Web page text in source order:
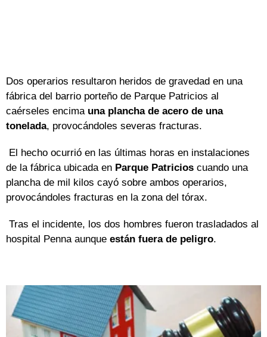
Dos operarios resultaron heridos de gravedad en una
fábrica del barrio porteño de Parque Patricios al
caérseles encima una plancha de acero de una
tonelada, provocándoles severas fracturas.
El hecho ocurrió en las últimas horas en instalaciones
de la fábrica ubicada en Parque Patricios cuando una
plancha de mil kilos cayó sobre ambos operarios,
provocándoles fracturas en la zona del tórax.
Tras el incidente, los dos hombres fueron trasladados al
hospital Penna aunque están fuera de peligro.